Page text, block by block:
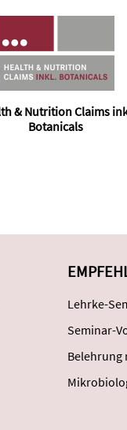
& Nutrition Claims
Botanicals
Lehrke-
Seminar-
Belehrung